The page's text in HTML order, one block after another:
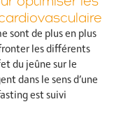
sont de plus en plus
les différents
du jeûne sur le
dans le sens d’une
est suivi